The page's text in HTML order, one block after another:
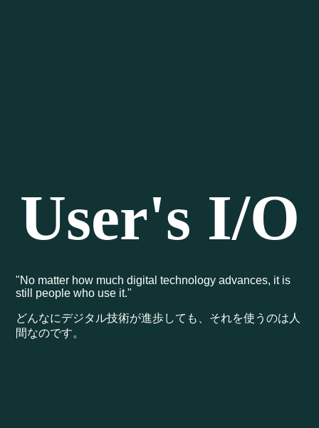
User's I/O
"No matter how much digital technology advances, it is
still people who use it."
どんなにデジタル技術が進歩しても、それを使うのは人
間なのです。